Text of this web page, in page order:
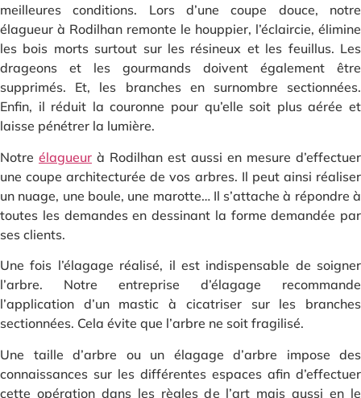
meilleures conditions. Lors d’une coupe douce, notre
élagueur à Rodilhan remonte le houppier, l’éclaircie, élimine
les bois morts surtout sur les résineux et les feuillus. Les
drageons et les gourmands doivent également être
supprimés. Et, les branches en surnombre sectionnées.
Enfin, il réduit la couronne pour qu’elle soit plus aérée et
laisse pénétrer la lumière.
Notre élagueur à Rodilhan est aussi en mesure d’effectuer
une coupe architecturée de vos arbres. Il peut ainsi réaliser
un nuage, une boule, une marotte… Il s’attache à répondre à
toutes les demandes en dessinant la forme demandée par
ses clients.
Une fois l’élagage réalisé, il est indispensable de soigner
l’arbre. Notre entreprise d’élagage recommande
l’application d’un mastic à cicatriser sur les branches
sectionnées. Cela évite que l’arbre ne soit fragilisé.
Une taille d’arbre ou un élagage d’arbre impose des
connaissances sur les différentes espaces afin d’effectuer
cette opération dans les règles de l’art mais aussi en le